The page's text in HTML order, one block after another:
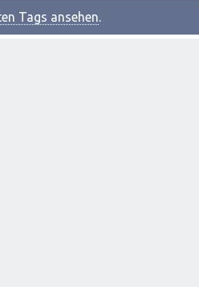
Tags ansehen.